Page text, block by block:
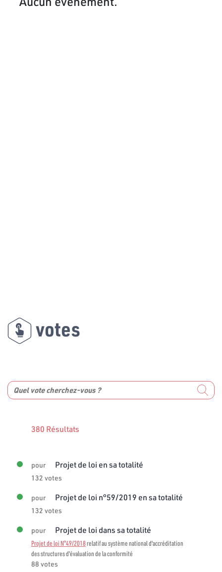
votes
380 Résultats
pour Projet de loi en sa totalité
132 votes
pour Projet de loi n°59/2019 en sa totalité
132 votes
pour Projet de loi dans sa totalité
Projet de loi N°49/2018relatif au système national d'accréditation
des structures d'évaluation de la conformité
88 votes